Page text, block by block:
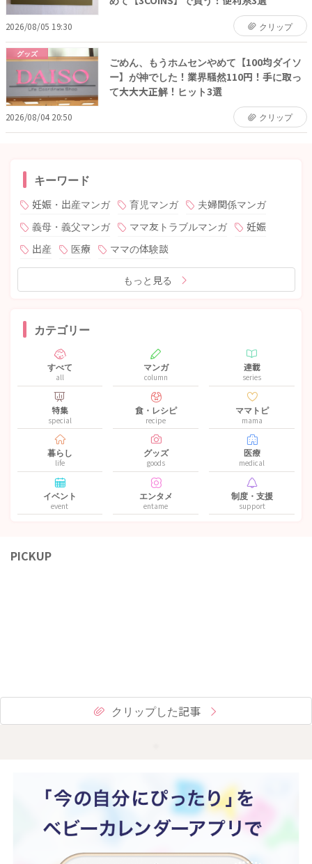
2026/08/05 19:30 クリップ
グッズ
ごめん、もうホムセンやめて【100均ダイソ
ー】が神でした！業界騒然110円！手に取っ
て大大大正解！ヒット3選
2026/08/04 20:50 クリップ
キーワード
妊娠・出産マンガ 育児マンガ
夫婦関係マンガ
義母・義父マンガ
ママ友トラブルマンガ
妊娠
出産
医療 ママの体験談
もっと見る
カテゴリー
すべて
all
マンガ
column
連載
series
特集
special
食・レシピ
recipe
ママトピ
mama
暮らし
life
グッズ
goods
医療
medical
イベント
event
エンタメ
entame
制度・支援
support
PICKUP
クリップした記事